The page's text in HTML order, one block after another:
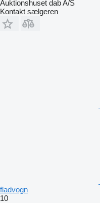
Auktionshuset dab A/S
Kontakt sælgeren
fladvogn
10